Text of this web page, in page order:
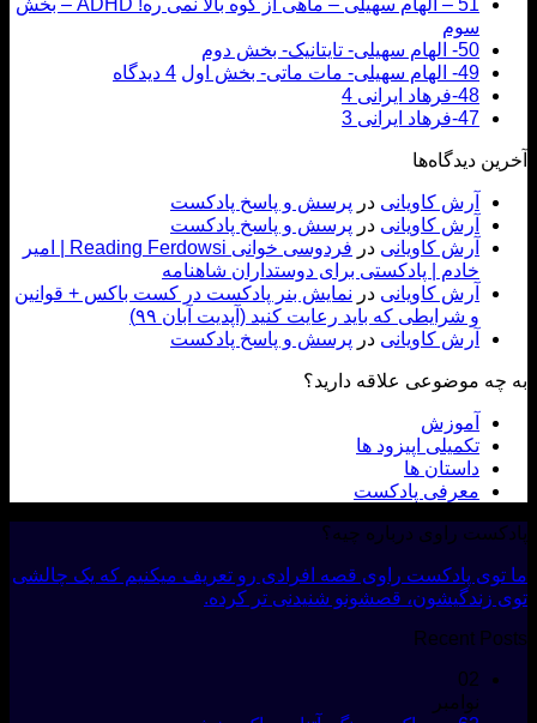
51 – الهام سهیلی – ماهی از کوه بالا نمی ره! ADHD – بخش
50- الهام سهیلی- تایتانیک- بخش دوم
49- الهام سهیلی- مات ماتی- بخش اول
48-فرهاد ایرانی 4
47-فرهاد ایرانی 3
دیدگاه‌ها
آرش کاویانیدرپرسش و پاسخ پادکست
آرش کاویانیدرپرسش و پاسخ پادکست
آرش کاویانیدر
فردوسی خوانی Reading Ferdowsi | امیر
خادم | پادکستی برای دوستداران شاهنامه
آرش کاویانیدرنمایش بنر پادکست در کست باکس + قوانین
و شرایطی که باید رعایت کنید (آپدیت آبان ۹۹)
آرش کاویانیدرپرسش و پاسخ پادکست
موضوعی علاقه دارید؟
آموزش
تکمیلی اپیزود ها
داستان ها
معرفی پادکست
راوی درباره چیه؟
پادکست راوی قصه افرادی رو تعریف میکنیم که یک چالشی
زندگیشون، قصشونو شنیدنی تر کرده.
Recent
02
نوامبر